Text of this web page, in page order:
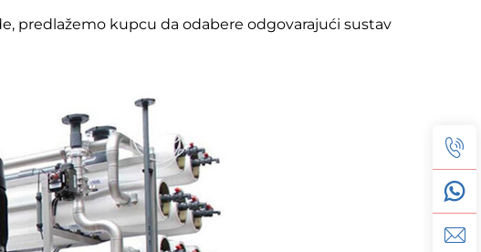
predlažemo kupcu da odabere odgovarajući sustav